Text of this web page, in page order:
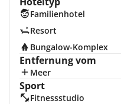
Familienhotel
Resort
Bungalow-Komplex
Entfernung vom
Meer
Sport
Fitnessstudio